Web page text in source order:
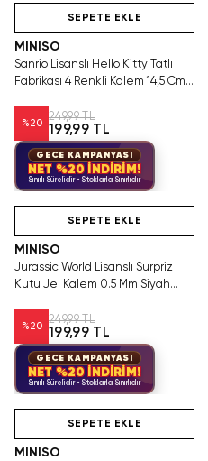
SEPETE EKLE
MINISO
Sanrio Lisanslı Hello Kitty Tatlı
Fabrikası 4 Renkli Kalem 14,5 Cm
%20
249,99 TL
199,99 TL
GECE KAMPANYASI
NET %20 İNDİRİM!
Sınırlı Sürelidir • Stoklarla Sınırlıdır
SEPETE EKLE
MINISO
Jurassic World Lisanslı Sürpriz
Kutu Jel Kalem 0.5 Mm Siyah
%20
249,99 TL
199,99 TL
GECE KAMPANYASI
NET %20 İNDİRİM!
Sınırlı Sürelidir • Stoklarla Sınırlıdır
SEPETE EKLE
MINISO